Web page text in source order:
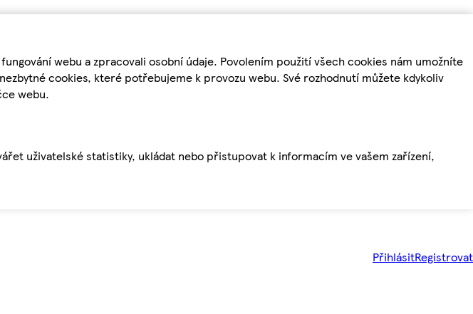
webu a zpracovali osobní údaje. Povolením použití všech cookies nám umožníte
cookies, které potřebujeme k provozu webu. Své rozhodnutí můžete kdykoliv
webu.
uživatelské statistiky, ukládat nebo přistupovat k informacím ve vašem zařízení,
PřihlásitRegistrovat